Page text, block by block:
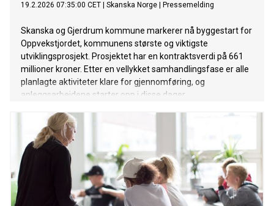
19.2.2026 07:35:00 CET Skanska Norge Pressemelding
Skanska og Gjerdrum kommune markerer nå byggestart for
Oppvekstjordet, kommunens største og viktigste
utviklingsprosjekt. Prosjektet har en kontraktsverdi på 661
millioner kroner. Etter en vellykket samhandlingsfase er alle
planlagte aktiviteter klare for gjennomføring, og
anleggsarbeidene starter opp i disse dager.